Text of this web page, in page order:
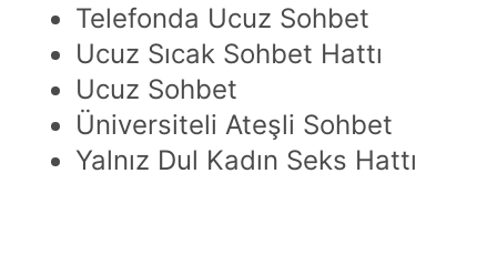
Telefonda Ucuz Sohbet
Ucuz Sıcak Sohbet Hattı
Ucuz Sohbet
Üniversiteli Ateşli Sohbet
Yalnız Dul Kadın Seks Hattı